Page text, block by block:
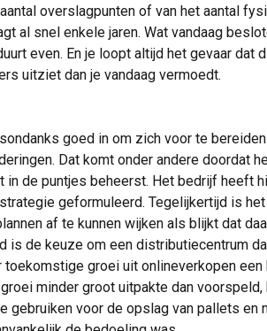
overslagpunten of van het aantal
al snel enkele jaren. Wat vandaag
even. En je loopt altijd het gevaar dat
uitziet dan je vandaag vermoedt.
goed in om zich voor te
Dat komt onder andere doordat
in de puntjes beheerst. Het bedrijf heeft
geformuleerd. Tegelijkertijd is
af te kunnen wijken als blijkt dat
is de keuze om een distributiecentrum
groei uit onlineverkopen
minder groot uitpakte dan
gebruiken voor de opslag van pallets en